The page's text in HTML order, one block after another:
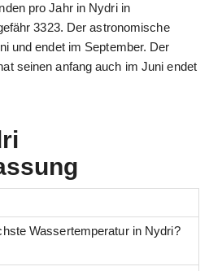
pro Jahr in Nydri in
3323. Der astronomische
und endet im September. Der
seinen anfang auch im Juni endet
Wassertemperatur in Nydri?